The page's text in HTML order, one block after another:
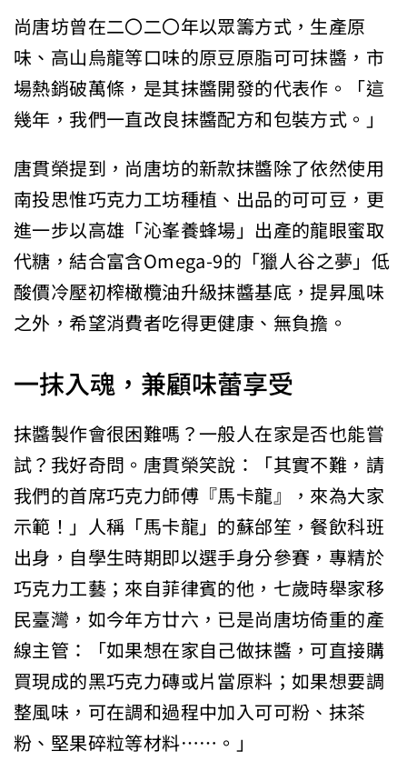
尚唐坊曾在二〇二〇年以眾籌方式，生產原
味、高山烏龍等口味的原豆原脂可可抹醬，市
場熱銷破萬條，是其抹醬開發的代表作。「這
幾年，我們一直改良抹醬配方和包裝方式。」
唐貫榮提到，尚唐坊的新款抹醬除了依然使用
南投思惟巧克力工坊種植、出品的可可豆，更
進一步以高雄「沁峯養蜂場」出產的龍眼蜜取
代糖，結合富含Omega-9的「獵人谷之夢」低
酸價冷壓初榨橄欖油升級抹醬基底，提昇風味
之外，希望消費者吃得更健康、無負擔。
一抹入魂，兼顧味蕾享受
抹醬製作會很困難嗎？一般人在家是否也能嘗
試？我好奇問。唐貫榮笑說：「其實不難，請
我們的首席巧克力師傅『馬卡龍』，來為大家
示範！」人稱「馬卡龍」的蘇邰笙，餐飲科班
出身，自學生時期即以選手身分參賽，專精於
巧克力工藝；來自菲律賓的他，七歲時舉家移
民臺灣，如今年方廿六，已是尚唐坊倚重的產
線主管：「如果想在家自己做抹醬，可直接購
買現成的黑巧克力磚或片當原料；如果想要調
整風味，可在調和過程中加入可可粉、抹茶
粉、堅果碎粒等材料……。」